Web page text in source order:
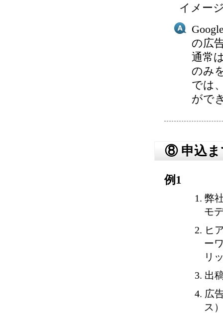
イメー
の広
通常
のみ
では
がで
⑧ 申込ま
例1
弊
モ
ヒ
ー
リ
出
広
ス